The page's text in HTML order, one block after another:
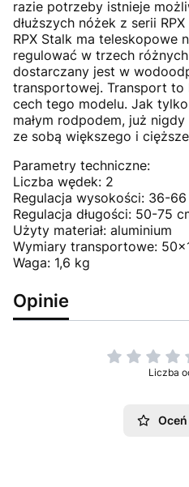
razie potrzeby istnieje
dłuższych nóżek z serii
RPX Stalk ma teleskopowe
regulować w trzech
dostarczany jest w
transportowej. Transport to
cech tego modelu. Jak
małym rodpodem, już
ze sobą większego i
Parametry techniczne:
Liczba wędek: 2
Regulacja wysokości: 36-
Regulacja długości: 50-75
Użyty materiał: aluminium
Wymiary transportowe:
Waga: 1,6 kg
Opinie
Liczba